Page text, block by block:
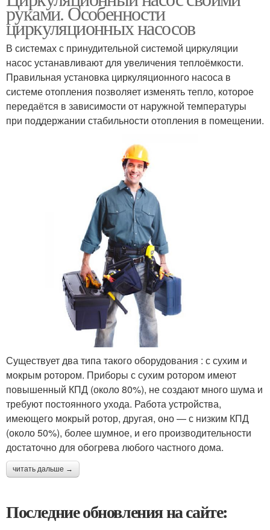
руками. Особенности
циркуляционных насосов
В системах с принудительной системой циркуляции
насос устанавливают для увеличения теплоёмкости.
Правильная установка циркуляционного насоса в
системе отопления позволяет изменять тепло, которое
передаётся в зависимости от наружной температуры
при поддержании стабильности отопления в помещении.
Существует два типа такого оборудования : с сухим и
мокрым ротором. Приборы с сухим ротором имеют
повышенный КПД (около 80%), не создают много шума и
требуют постоянного ухода. Работа устройства,
имеющего мокрый ротор, другая, оно — с низким КПД
(около 50%), более шумное, и его производительности
достаточно для обогрева любого частного дома.
читать дальше →
Последние обновления на сайте: